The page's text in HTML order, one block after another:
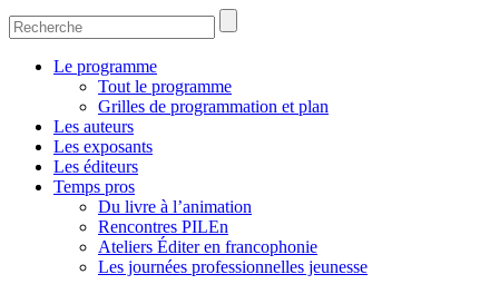
Le programme
Tout le programme
Grilles de programmation et plan
Les auteurs
Les exposants
Les éditeurs
Temps pros
Du livre à l’animation
Rencontres PILEn
Ateliers Éditer en francophonie
Les journées professionnelles jeunesse